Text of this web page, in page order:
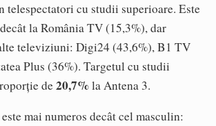
telespectatori cu studii superioare. Este
la România TV (15,3%), dar
televiziuni: Digi24 (43,6%), B1 TV
Plus (36%). Targetul cu studii
de20,7%la Antena 3.
mai numeros decât cel masculin: